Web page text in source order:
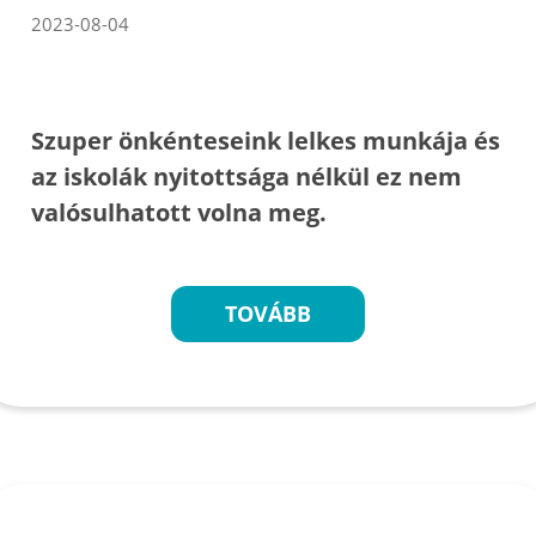
2023-08-04
Szuper önkénteseink lelkes munkája és
az iskolák nyitottsága nélkül ez nem
valósulhatott volna meg.
TOVÁBB